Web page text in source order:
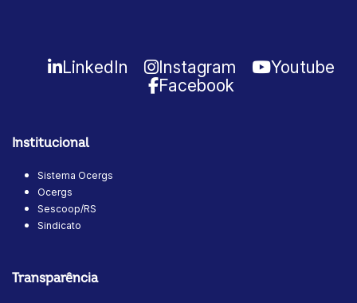
LinkedIn Instagram
Youtube
Facebook
Institucional
Sistema Ocergs
Ocergs
Sescoop/RS
Sindicato
Transparência